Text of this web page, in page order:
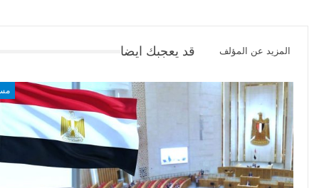
قد يعجبك ايضا المزيد عن المؤلف